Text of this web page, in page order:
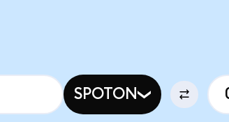
SPOTON